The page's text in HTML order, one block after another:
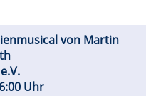
von Martin
Uhr